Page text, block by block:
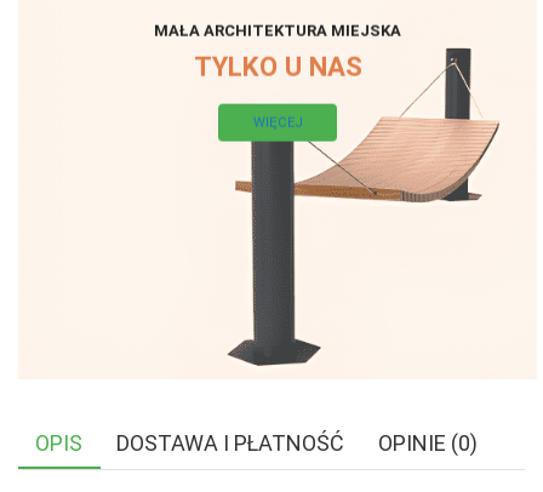
MAŁA ARCHITEKTURA MIEJSKA
TYLKO U NAS
WIĘCEJ
OPIS DOSTAWA I PŁATNOŚĆ OPINIE (0)